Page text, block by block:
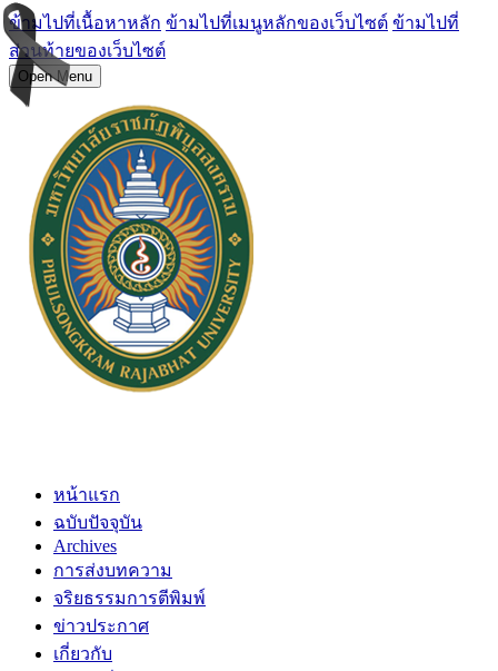
ข้ามไปที่เนื้อหาหลัก ข้ามไปที่เมนูหลักของเว็บไซต์ ข้ามไปที่
ส่วนท้ายของเว็บไซต์
Open Menu
หน้าแรก
ฉบับปัจจุบัน
Archives
การส่งบทความ
จริยธรรมการตีพิมพ์
ข่าวประกาศ
เกี่ยวกับ